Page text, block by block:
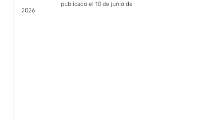
publicado el 10 de junio de
2026